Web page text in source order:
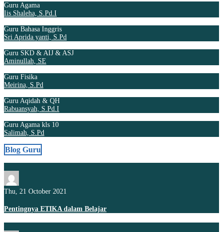
Guru Agama
Iis Shaleha, S.Pd.I
Guru Bahasa Inggris
Sri Aprida yanti, S.Pd
Guru SKD & AIJ & ASJ
Aminullah, SE
Guru Fisika
Meirina, S.Pd
Guru Aqidah & QH
Rabuansyah, S.Pd.I
Guru Agama kls 10
Salimah, S.Pd
Blog Guru
Thu, 21 October 2021
Pentingnya ETIKA dalam Belajar